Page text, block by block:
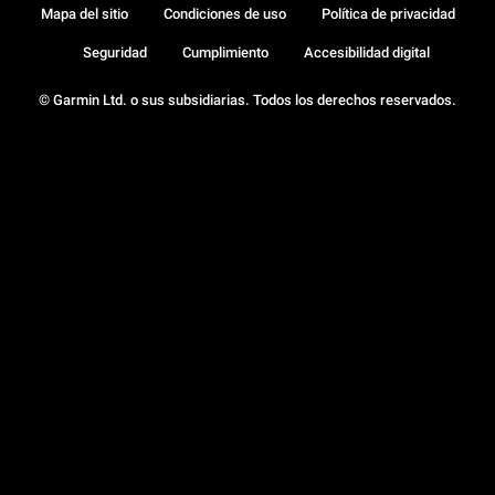
© Garmin Ltd. o sus subsidiarias. Todos los derechos reservados.
Mapa del sitio Condiciones de uso Política de privacidad
Seguridad Cumplimiento Accesibilidad digital